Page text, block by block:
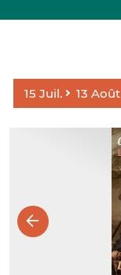
15 Juil. 13 Août